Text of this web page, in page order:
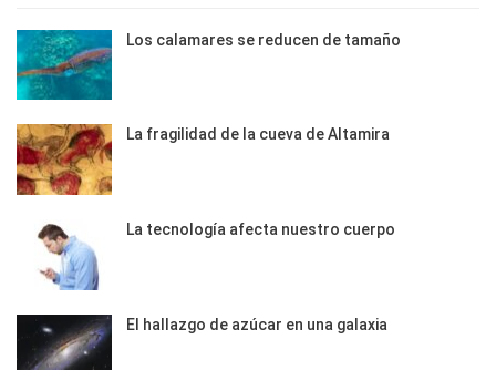
Los calamares se reducen de tamaño
La fragilidad de la cueva de Altamira
La tecnología afecta nuestro cuerpo
El hallazgo de azúcar en una galaxia